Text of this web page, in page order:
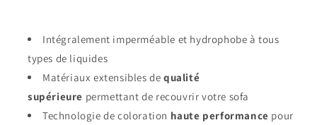
Intégralement imperméable et hydrophobe à tous
types de liquides
Matériaux extensibles de qualité
supérieure permettant de recouvrir votre sofa
Technologie de coloration haute performance pour